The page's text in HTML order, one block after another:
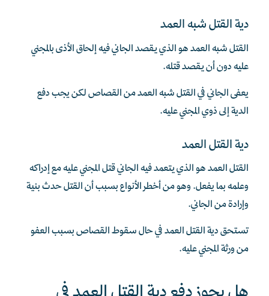
دية القتل شبه العمد
القتل شبه العمد هو الذي يقصد الجاني فيه إلحاق الأذى بالمجني
عليه دون أن يقصد قتله.
يعفى الجاني في القتل شبه العمد من القصاص لكن يجب دفع
الدية إلى ذوي المجني عليه.
دية القتل العمد
القتل العمد هو الذي يتعمد فيه الجاني قتل المجني عليه مع إدراكه
وعلمه بما يفعل. وهو من أخطر الأنواع بسبب أن القتل حدث بنية
وإرادة من الجاني.
تستحق دية القتل العمد في حال سقوط القصاص بسبب العفو
من ورثة المجني عليه.